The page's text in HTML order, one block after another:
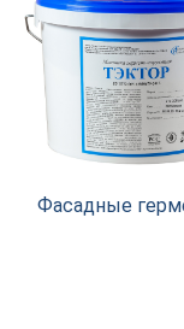
Фасадные